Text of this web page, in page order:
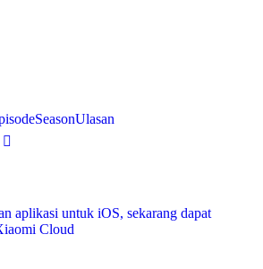
SeasonUlasan
aplikasi untuk iOS, sekarang dapat
Cloud